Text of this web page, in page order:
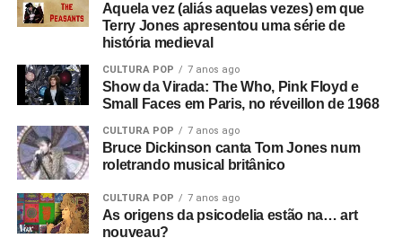
Aquela vez (aliás aquelas vezes) em que
Terry Jones apresentou uma série de
história medieval
CULTURA POP 7 anos ago
Show da Virada: The Who, Pink Floyd e
Small Faces em Paris, no réveillon de 1968
CULTURA POP 7 anos ago
Bruce Dickinson canta Tom Jones num
roletrando musical britânico
CULTURA POP 7 anos ago
As origens da psicodelia estão na… art
nouveau?